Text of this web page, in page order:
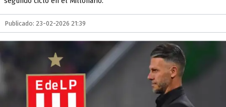
Publicado: 23-02-2026 21:39